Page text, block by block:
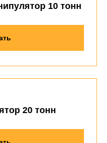
10 тонн
20 тонн